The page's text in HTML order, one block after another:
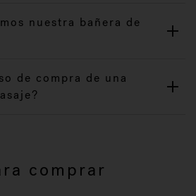
nuestra bañera de
de compra de una
comprar